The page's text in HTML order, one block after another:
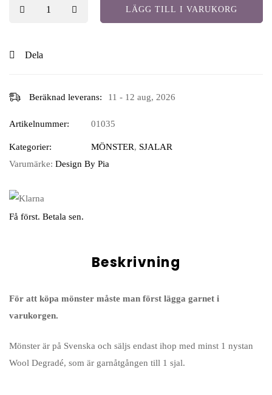
LÄGG TILL I VARUKORG
Dela
Beräknad leverans: 11 - 12 aug, 2026
Artikelnummer: 01035
Kategorier: MÖNSTER, SJALAR
Varumärke: Design By Pia
Få först. Betala sen.
Beskrivning
För att köpa mönster måste man först lägga garnet i
varukorgen.
Mönster är på Svenska och säljs endast ihop med minst 1 nystan
Wool Degradé, som är garnåtgången till 1 sjal.